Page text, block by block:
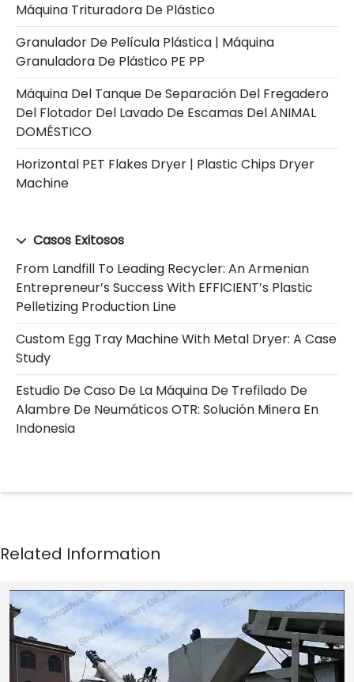
Máquina Trituradora De Plástico
Granulador De Película Plástica | Máquina
Granuladora De Plástico PE PP
Máquina Del Tanque De Separación Del Fregadero
Del Flotador Del Lavado De Escamas Del ANIMAL
DOMÉSTICO
Horizontal PET Flakes Dryer | Plastic Chips Dryer
Machine
Casos Exitosos
From Landfill To Leading Recycler: An Armenian
Entrepreneur’s Success With EFFICIENT’s Plastic
Pelletizing Production Line
Custom Egg Tray Machine With Metal Dryer: A Case
Study
Estudio De Caso De La Máquina De Trefilado De
Alambre De Neumáticos OTR: Solución Minera En
Indonesia